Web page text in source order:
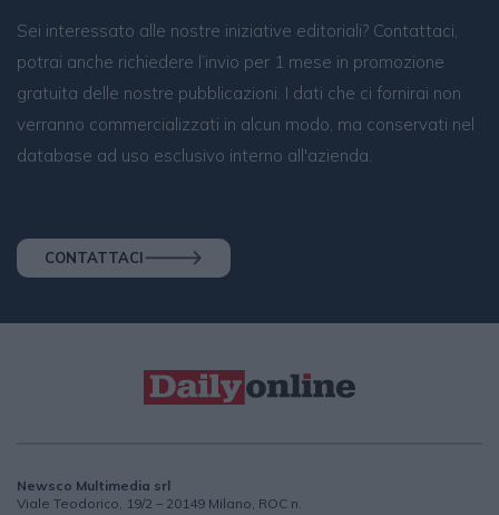
Sei interessato alle nostre iniziative editoriali? Contattaci,
potrai anche richiedere l’invio per 1 mese in promozione
gratuita delle nostre pubblicazioni. I dati che ci fornirai non
verranno commercializzati in alcun modo, ma conservati nel
database ad uso esclusivo interno all'azienda.
CONTATTACI
Newsco Multimedia srl
Viale Teodorico, 19/2 – 20149 Milano, ROC n.